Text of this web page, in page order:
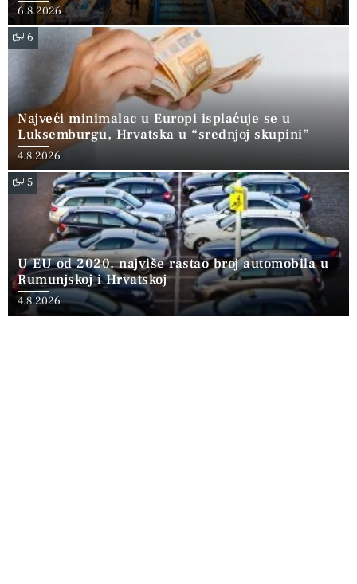
6.8.2026
6
Najveći minimalac u Europi isplaćuje se u
Luksemburgu, Hrvatska u “srednjoj skupini”
4.8.2026
5
U EU od 2020. najviše rastao broj automobila u
Rumunjskoj i Hrvatskoj
4.8.2026